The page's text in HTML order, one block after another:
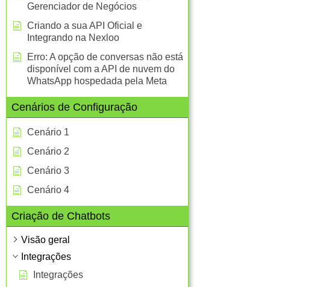
Gerenciador de Negócios
Criando a sua API Oficial e
Integrando na Nexloo
Erro: A opção de conversas não está
disponível com a API de nuvem do
WhatsApp hospedada pela Meta
Cenários de Configuração
Cenário 1
Cenário 2
Cenário 3
Cenário 4
Criação de Chatbots
Visão geral
Integrações
Integrações